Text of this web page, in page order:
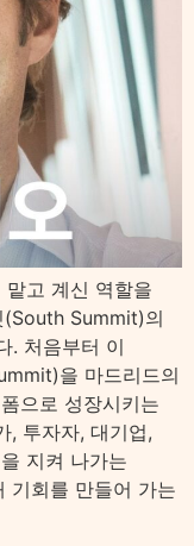
고 계신 역할을
(South Summit)의
. 처음부터 이
을 마드리드의
으로 성장시키는
, 투자자, 대기업,
지켜 나가는
기회를 만들어 가는